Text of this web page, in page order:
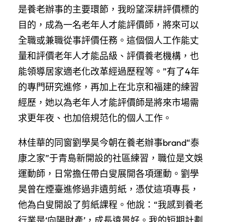
是養老辦事的主要環節，我盼望深耕評價標的
目的，成為一名老年人才能評價師，將來可以
全職或兼職從事評價任務。這個個人工作能丈
量和評價老年人才能品級、評價養老機構，也
能領導居家適老化改革經過歷程等。”有了4年
的專門研究進修，再加上在北京和福建的練習
經歷，她以為老年人才能評價師是將來市場需
求更年夜、也加倍規范化的個人工作。
林佳華的同窗劉學昊今朝在養老辦事brand“泰
康之家”于青島新開設的社區練習，職位是文娛
運動師，日常擔任帶白叟展開各項運動。劉學
昊曾在煙臺進修過非遺剪紙，憑仗這項專長，
他為白叟開設了剪紙課程。他說：“我感到養老